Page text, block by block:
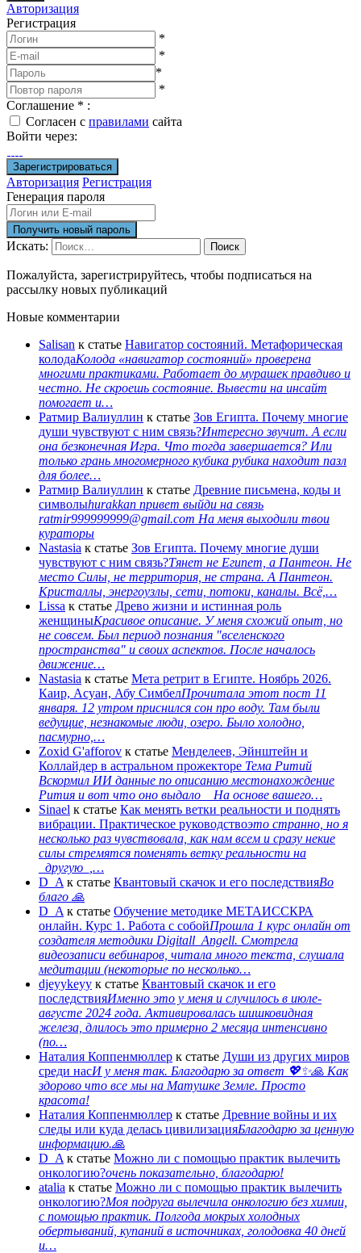
Авторизация
Регистрация
*
*
*
*
Соглашение * :
Согласен с правилами сайта
Войти через:
Авторизация Регистрация
Генерация пароля
Искать: Поиск
Пожалуйста, зарегистрируйтесь, чтобы подписаться на
рассылку новых публикаций
Новые комментарии
Salisan к статье Навигатор состояний. Метафорическая
колодаКолода «навигатор состояний» проверена
многими практиками. Работает до мурашек правдиво и
честно. Не скроешь состояние. Вывести на инсайт
помогает и…
Ратмир Валиуллин к статье Зов Египта. Почему многие
души чувствуют с ним связь?Интересно звучит. А если
она безконечная Игра. Что тогда завершается? Или
только грань многомерного кубика рубика находит пазл
для более…
Ратмир Валиуллин к статье Древние письмена, коды и
символыhurakkan привет выйди на связь
ratmir999999999@gmail.com На меня выходили твои
кураторы
Nastasia к статье Зов Египта. Почему многие души
чувствуют с ним связь?Тянет не Египет, а Пантеон. Не
место Силы, не территория, не страна. А Пантеон.
Кристаллы, энергоузлы, сети, потоки, каналы. Всё,…
Lissa к статье Древо жизни и истинная роль
женщиныКрасивое описание. У меня схожий опыт, но
не совсем. Был период познания "вселенского
пространства" и своих аспектов. После началось
движение…
Nastasia к статье Мета ретрит в Египте. Ноябрь 2026.
Каир, Асуан, Абу СимбелПрочитала этот пост 11
января. 12 утром приснился сон про воду. Там были
ведущие, незнакомые люди, озеро. Было холодно,
пасмурно,…
Zoxid G'afforov к статье Менделеев, Эйнштейн и
Коллайдер в астральном прожекторе Тема Ритий
Вскормил ИИ данные по описанию местонахождение
Рития и вот что оно выдало На основе вашего…
Sinael к статье Как менять ветки реальности и поднять
вибрации. Практическое руководствоэто странно, но я
несколько раз чувствовала, как нам всем и сразу некие
силы стремятся поменять ветку реальности на
_другую_,…
D_A к статье Квантовый скачок и его последствияВо
благо 🙏
D_A к статье Обучение методике МЕТАИССКРА
онлайн. Курс 1. Работа с собойПрошла 1 курс онлайн от
создателя методики Digitall_Angell. Смотрела
видеозаписи вебинаров, читала много текста, слушала
медитации (некоторые по несколько…
djeyykeyy к статье Квантовый скачок и его
последствияИменно это у меня и случилось в июле-
августе 2024 года. Активировалась шишковидная
железа, длилось это примерно 2 месяца интенсивно
(по…
Наталия Коппенмюллер к статье Души из других миров
среди насИ у меня так. Благодарю за ответ 💖✨️🙏 Как
здорово что все мы на Матушке Земле. Просто
красота!
Наталия Коппенмюллер к статье Древние войны и их
следы или куда делась цивилизацияБлагодарю за ценную
информацию.🙏
D_A к статье Можно ли с помощью практик вылечить
онкологию?очень показательно, благодарю!
atalia к статье Можно ли с помощью практик вылечить
онкологию?Моя подруга вылечила онкологию без химии,
с помощью практик. Полгода мокрых холодных
обертываний, купаний в источниках, голодовка 40 дней
и…